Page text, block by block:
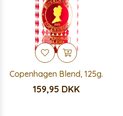
Copenhagen Blend, 125g.
159,95 DKK